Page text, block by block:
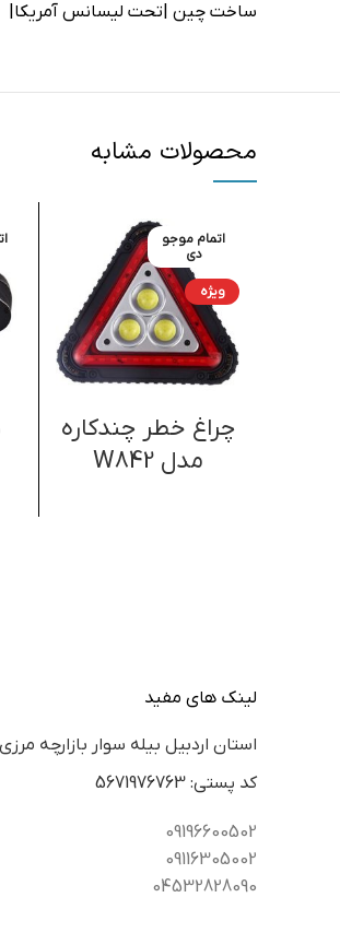
ساخت چین |تحت لیسانس آمریکا|
محصولات مشابه
اتمام موجو
دی
ویژه
چراغ خطر چندکاره
مدل W842
لینک های مفید
استان اردبيل بيله سوار بازارچه مرزي گمرك
كد پستي: 5671976763
09196600502
09116305002
04532828090